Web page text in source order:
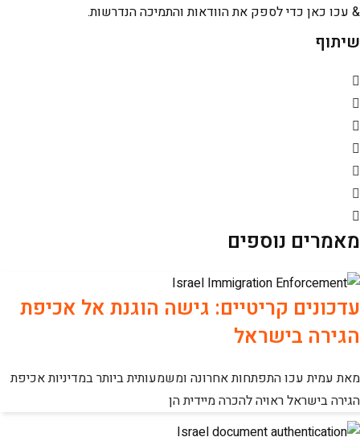
& עכו כאן כדי לספק את הוודאות והתמיכה הנדרשות.
שיתוף
מאמרים נוספים
עדכונים קריטיים: גישה הוגנת אל אכיפת
הגירה בישראל
מאת עמית עכו התפתחות אחרונה ומשמעותית ביותר במדיניות אכיפת
הגירה בישראל ראויה להכרה מיידית הן